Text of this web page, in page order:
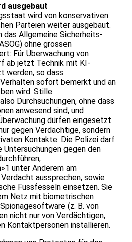
ausgebaut
wird von konservativen
Parteien weiter ausgebaut.
das Allgemeine Sicherheits-
ohne grossen
Für Überwachung von
ab jetzt Technik mit KI-
werden, so dass
sofort bemerkt und an
wird. Stille
Durchsuchungen, ohne dass
anwesend sind, und
dürfen eingesetzt
gegen Verdächtige, sondern
Kontakte. Die Polizei darf
gegen den
unter Anderem am
aussprechen, sowie
Fussfesseln einsetzen. Sie
Netz mit biometrischen
(z. B. von
nicht nur von Verdächtigen,
Kontaktpersonen installieren.